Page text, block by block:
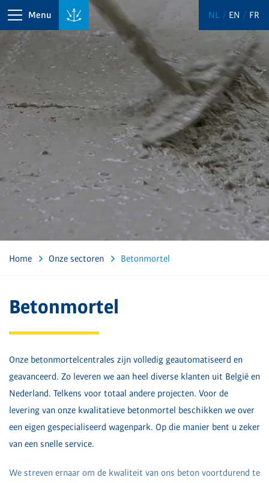
Menu NL EN FR
Home Onze sectoren Betonmortel
Betonmortel
Onze betonmortelcentrales zijn volledig geautomatiseerd en
geavanceerd. Zo leveren we aan heel diverse klanten uit België en
Nederland. Telkens voor totaal andere projecten. Voor de
levering van onze kwalitatieve betonmortel beschikken we over
een eigen gespecialiseerd wagenpark. Op die manier bent u zeker
van een snelle service.
We streven ernaar om de kwaliteit van ons beton voortdurend te